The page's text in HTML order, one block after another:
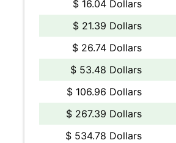
$ 16.04 Dollars
$ 21.39 Dollars
$ 26.74 Dollars
$ 53.48 Dollars
$ 106.96 Dollars
$ 267.39 Dollars
$ 534.78 Dollars